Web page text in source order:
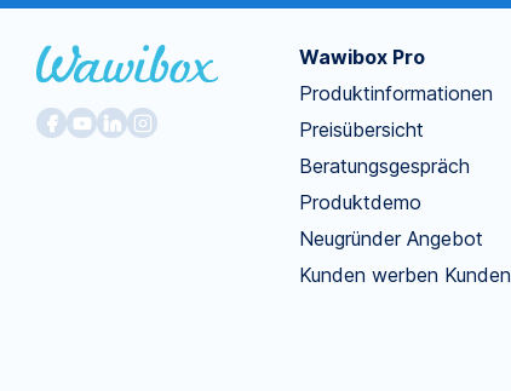
Wawibox Pro
Produktinformationen
Preisübersicht
Beratungsgespräch
Produktdemo
Neugründer Angebot
Kunden werben Kunden